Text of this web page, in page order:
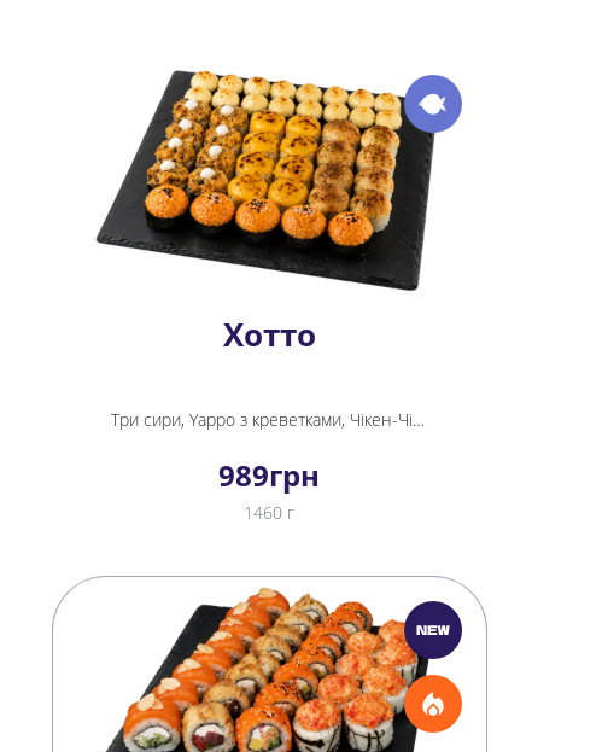
Хотто
Три сири, Yappo з креветками, Чікен-Чіз Хот міні рол, Крабік Хот міні рол, Фудзі, Теріякі Хот
989грн
1460 г